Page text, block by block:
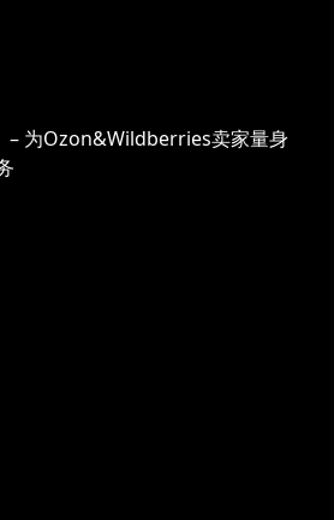
– 为Ozon&Wildberries卖家量身